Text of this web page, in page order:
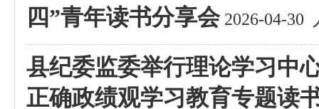
四”青年读书分享会 2026-04-30
县纪委监委举行理论学习中
正确政绩观学习教育专题读